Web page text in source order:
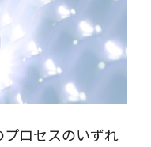
ロセスのいずれ